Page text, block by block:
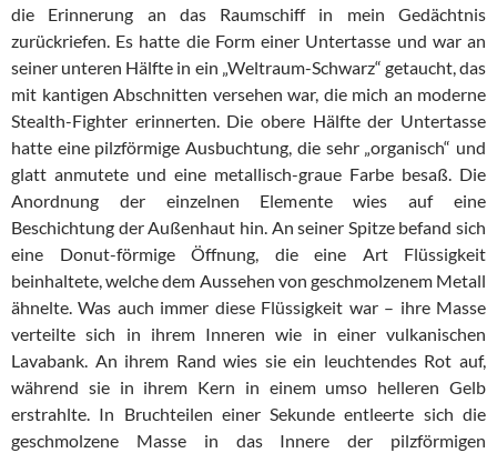
die Erinnerung an das Raumschiff in mein Gedächtnis
zurückriefen. Es hatte die Form einer Untertasse und war an
seiner unteren Hälfte in ein „Weltraum-Schwarz“ getaucht, das
mit kantigen Abschnitten versehen war, die mich an moderne
Stealth-Fighter erinnerten. Die obere Hälfte der Untertasse
hatte eine pilzförmige Ausbuchtung, die sehr „organisch“ und
glatt anmutete und eine metallisch-graue Farbe besaß. Die
Anordnung der einzelnen Elemente wies auf eine
Beschichtung der Außenhaut hin. An seiner Spitze befand sich
eine Donut-förmige Öffnung, die eine Art Flüssigkeit
beinhaltete, welche dem Aussehen von geschmolzenem Metall
ähnelte. Was auch immer diese Flüssigkeit war – ihre Masse
verteilte sich in ihrem Inneren wie in einer vulkanischen
Lavabank. An ihrem Rand wies sie ein leuchtendes Rot auf,
während sie in ihrem Kern in einem umso helleren Gelb
erstrahlte. In Bruchteilen einer Sekunde entleerte sich die
geschmolzene Masse in das Innere der pilzförmigen